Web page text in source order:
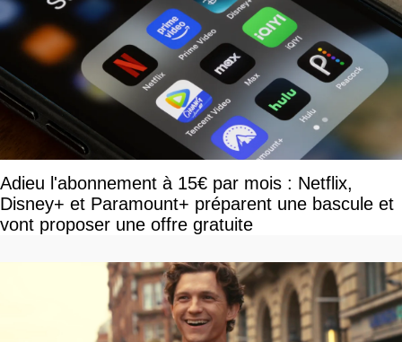
Adieu l'abonnement à 15€ par mois : Netflix,
Disney+ et Paramount+ préparent une bascule et
vont proposer une offre gratuite